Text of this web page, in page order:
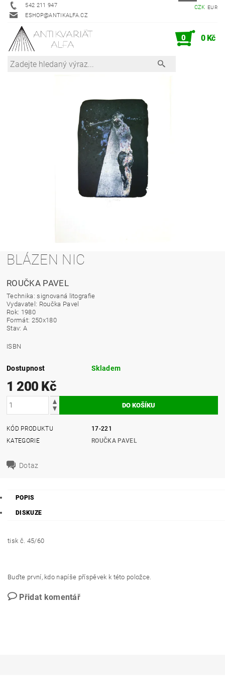
542 211 947
ESHOP@ANTIKALFA.CZ
CZK EUR
0 0 Kč
BLÁZEN NIC
ROUČKA PAVEL
Technika: signovaná litografie
Vydavatel: Roučka Pavel
Rok: 1980
Formát: 250x180
Stav: A
ISBN
Dostupnost Skladem
1 200 Kč
KÓD PRODUKTU
17-221
KATEGORIE
ROUČKA PAVEL
Dotaz
POPIS
DISKUZE
tisk č. 45/60
Buďte první, kdo napíše příspěvek k této položce.
Přidat komentář